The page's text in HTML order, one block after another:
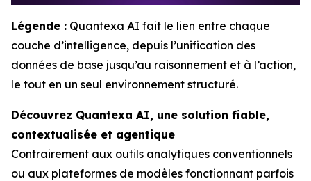
Légende : Quantexa AI fait le lien entre chaque
couche d’intelligence, depuis l’unification des
données de base jusqu’au raisonnement et à l’action,
le tout en un seul environnement structuré.
Découvrez Quantexa AI, une solution fiable,
contextualisée et agentique
Contrairement aux outils analytiques conventionnels
ou aux plateformes de modèles fonctionnant parfois